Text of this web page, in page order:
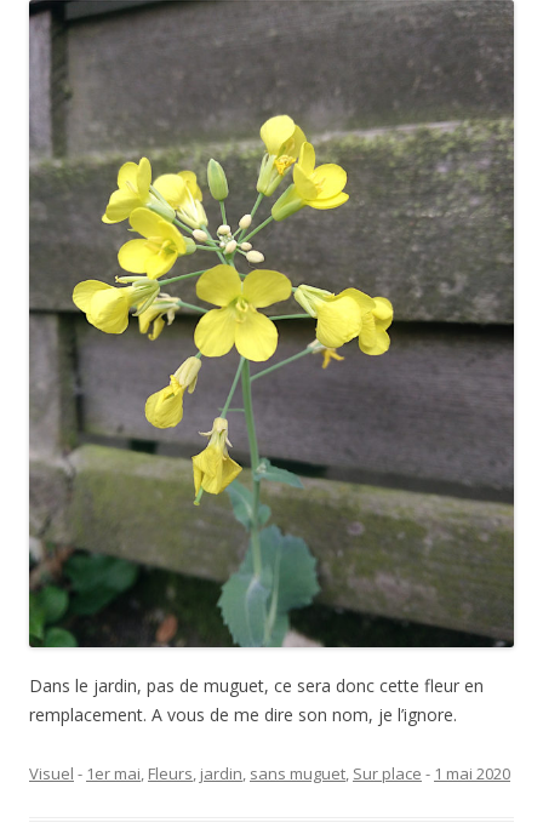
Dans le jardin, pas de muguet, ce sera donc cette fleur en
remplacement. A vous de me dire son nom, je l’ignore.
Visuel - 1er mai, Fleurs, jardin, sans muguet, Sur place - 1 mai 2020